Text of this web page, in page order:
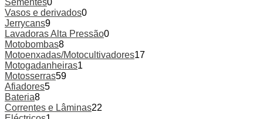
Sementes0
Vasos e derivados0
Jerrycans9
Lavadoras Alta Pressão0
Motobombas8
Motoenxadas/Motocultivadores17
Motogadanheiras1
Motosserras59
Afiadores5
Bateria8
Correntes e Lâminas22